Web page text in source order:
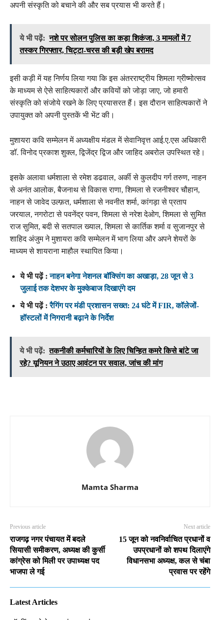
अपनी संस्कृति को बचाने की और सब प्रयास भी करते हैं।
ये भी पढ़ें: नशे पर सोलन पुलिस का कड़ा शिकंजा, 3 मामलों में 7
तस्कर गिरफ्तार, चिट्टा-चरस की बड़ी खेप बरामद
इसी कड़ी में यह निर्णय लिया गया कि इस अंतरराष्ट्रीय शिमला ग्रीष्मोत्सव
के माध्यम से ऐसे साहित्यकारों और कवियों को जोड़ा जाए, जो हमारी
संस्कृति को संजोये रखने के लिए प्रयासरत हैं। इस दौरान साहित्यकारों ने
उपायुक्त को अपनी पुस्तकें भी भेंट की।
मुशायरा कवि सम्मेलन में अध्यक्षीय मंडल में सेवानिवृत्त आई.ए.एस अधिकारी
डॉ. विनोद प्रकाश शुक्ल, द्विजेंद्र द्विज और जाहिद अबरोल उपस्थित रहे।
इसके अलावा धर्मशाला से रमेश डढवाल, अर्की से कुलदीप गर्ग तरुण, नाहन
से अनंत आलोक, बैजनाथ से विकास राणा, शिमला से रजनीश्वर चौहान,
नाहन से जावेद उल्फ़त, धर्मशाला से नवनीत शर्मा, कांगड़ा से प्रताप
जरयाल, नगरोटा से पवनेंद्र पवन, शिमला से नरेश देओग, शिमला से सुमित
राज सुमित, बदी से सतपाल ख्याल, शिमला से कार्तिक शर्मा व सुजानपुर से
शाहिद अंजुम ने मुशायरा कवि सम्मेलन में भाग लिया और अपने शेयरों के
माध्यम से शायराना माहौल स्थापित किया।
ये भी पढ़ें :नाहन बनेगा नेशनल बॉक्सिंग का अखाड़ा, 28 जून से 3
जुलाई तक देशभर के मुक्केबाज दिखाएंगे दम
ये भी पढ़ें :रैगिंग पर मंडी प्रशासन सख्त: 24 घंटे में FIR, कॉलेजों-
हॉस्टलों में निगरानी बढ़ाने के निर्देश
ये भी पढ़ें: तकनीकी कर्मचारियों के लिए चिन्हित कमरे किसे बांटे जा
रहे? यूनियन ने उठाए आवंटन पर सवाल, जांच की मांग
Mamta Sharma
Previous article
राजगढ़ नगर पंचायत में बदले
सियासी समीकरण, अध्यक्ष की कुर्सी
कांग्रेस को मिली पर उपाध्यक्ष पद
भाजपा ले गई
Next article
15 जून को नवनिर्वाचित प्रधानों व
उपप्रधानों को शपथ दिलाएंगे
विधानसभा अध्यक्ष, कल से चंबा
प्रवास पर रहेंगे
Latest Articles